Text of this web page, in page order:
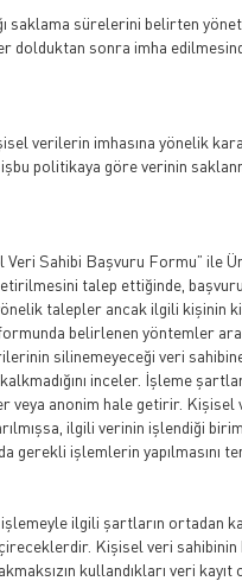
saklama sürelerini belirten
sonra imha
verilerin imhasına yönelik
politikaya göre verinin
Sahibi Başvuru Formu” ile
talep ettiğinde,
talepler ancak ilgili kişinin
belirlenen yöntemler
silinemeyeceği veri
inceler. İşleme
veya anonim hale getirir. Kişisel
ilgili verinin işlendiği
gerekli işlemlerin yapılmasını
ilgili şartların ortadan
Kişisel veri
kullandıkları veri kayıt